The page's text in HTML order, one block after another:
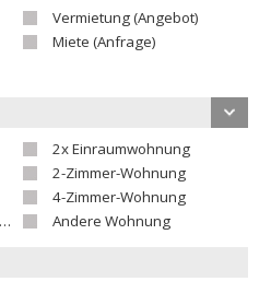
Vermietung (Angebot)
Miete (Anfrage)
2x Einraumwohnung
2-Zimmer-Wohnung
4-Zimmer-Wohnung
Andere Wohnung